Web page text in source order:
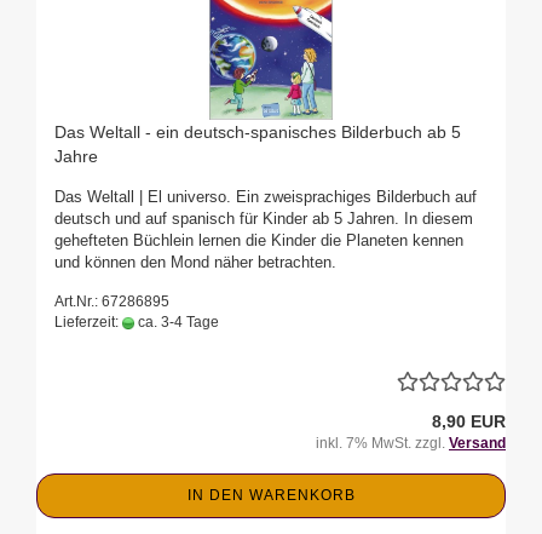
Das Weltall - ein deutsch-spanisches Bilderbuch ab 5
Jahre
Das Weltall | El universo. Ein zweisprachiges Bilderbuch auf
deutsch und auf spanisch für Kinder ab 5 Jahren. In diesem
gehefteten Büchlein lernen die Kinder die Planeten kennen
und können den Mond näher betrachten.
Art.Nr.: 67286895
Lieferzeit:
ca. 3-4 Tage
8,90 EUR
inkl. 7% MwSt. zzgl. Versand
IN DEN WARENKORB